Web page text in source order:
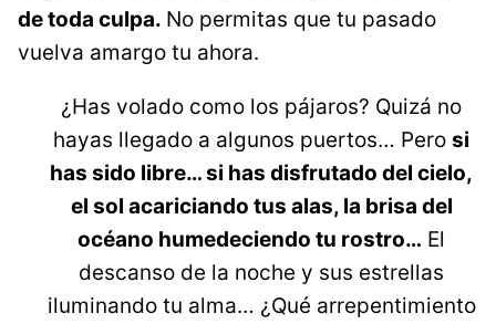
de toda culpa. No permitas que tu pasado
vuelva amargo tu ahora.
¿Has volado como los pájaros? Quizá no
hayas llegado a algunos puertos… Pero si
has sido libre… si has disfrutado del cielo,
el sol acariciando tus alas, la brisa del
océano humedeciendo tu rostro… El
descanso de la noche y sus estrellas
iluminando tu alma… ¿Qué arrepentimiento